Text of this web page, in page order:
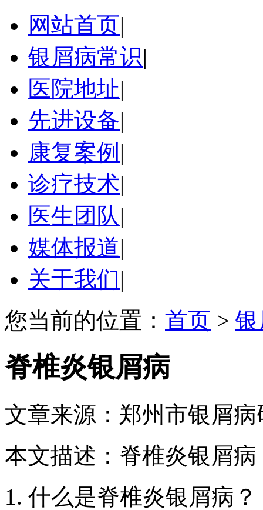
网站首页|
银屑病常识|
医院地址|
先进设备|
康复案例 |
诊疗技术|
医生团队|
媒体报道|
关于我们|
您当前的位置： 首页 >
脊椎炎银屑病
文章来源：郑州市银屑病
本文描述：脊椎炎银屑病
1. 什么是脊椎炎银屑病？